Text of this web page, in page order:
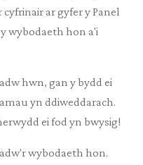
ar gyfer y Panel
wybodaeth hon a'i
hwn, gan y bydd ei
yn ddiweddarach.
ei fod yn bwysig!
wybodaeth hon.